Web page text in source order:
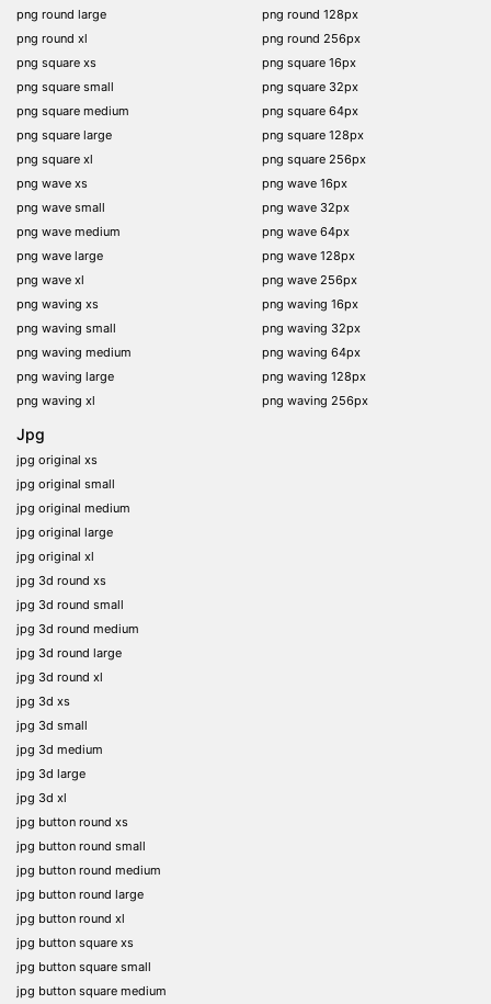
png round large
png round xl
png square xs
png square small
png square medium
png square large
png square xl
png wave xs
png wave small
png wave medium
png wave large
png wave xl
png waving xs
png waving small
png waving medium
png waving large
png waving xl
png round 128px
png round 256px
png square 16px
png square 32px
png square 64px
png square 128px
png square 256px
png wave 16px
png wave 32px
png wave 64px
png wave 128px
png wave 256px
png waving 16px
png waving 32px
png waving 64px
png waving 128px
png waving 256px
Jpg
jpg original xs
jpg original small
jpg original medium
jpg original large
jpg original xl
jpg 3d round xs
jpg 3d round small
jpg 3d round medium
jpg 3d round large
jpg 3d round xl
jpg 3d xs
jpg 3d small
jpg 3d medium
jpg 3d large
jpg 3d xl
jpg button round xs
jpg button round small
jpg button round medium
jpg button round large
jpg button round xl
jpg button square xs
jpg button square small
jpg button square medium